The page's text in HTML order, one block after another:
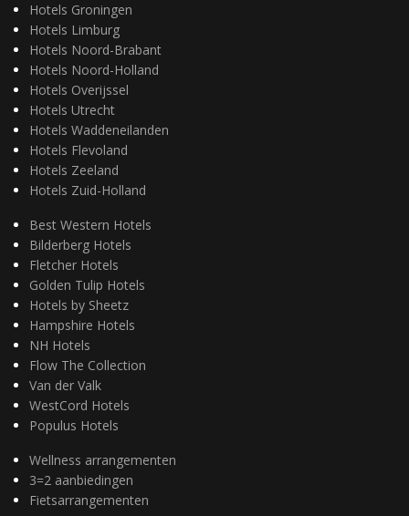
Hotels Groningen
Hotels Limburg
Hotels Noord-Brabant
Hotels Noord-Holland
Hotels Overijssel
Hotels Utrecht
Hotels Waddeneilanden
Hotels Flevoland
Hotels Zeeland
Hotels Zuid-Holland
Best Western Hotels
Bilderberg Hotels
Fletcher Hotels
Golden Tulip Hotels
Hotels by Sheetz
Hampshire Hotels
NH Hotels
Flow The Collection
Van der Valk
WestCord Hotels
Populus Hotels
Wellness arrangementen
3=2 aanbiedingen
Fietsarrangementen